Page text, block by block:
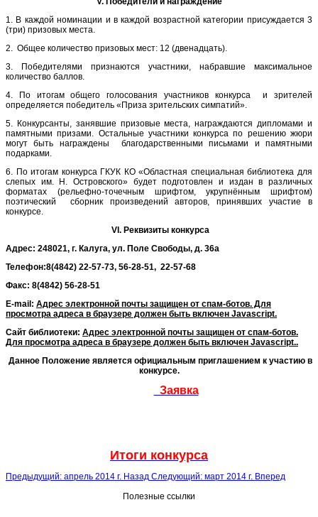
1. В каждой номинации и в каждой возрастной категории присуждается 3
(три) призовых места.
2. Общее количество призовых мест: 12 (двенадцать).
3. Победителями признаются участники, набравшие максимальное
количество баллов.
4. По итогам общего голосования участников конкурса и зрителей
определяется победитель «Приза зрительских симпатий».
5. Конкурсанты, занявшие призовые места, награждаются дипломами и
памятными призами. Остальные участники конкурса по решению жюри
могут быть награждены благодарственными письмами и памятными
подарками.
6. По итогам конкурса ГКУК КО «Областная специальная библиотека для
слепых им. Н. Островского» будет подготовлен и издан в различных
форматах (рельефно-точечным шрифтом, укрупнённым шрифтом)
поэтический сборник произведений авторов, принявших участие в
конкурсе.
VI . Реквизиты конкурса
Адрес: 248021, г. Калуга, ул. Поле Свободы, д. 36а
Телефон:8(4842) 22-57-73, 56-28-51, 22-57-68
Факс: 8(4842) 56-28-51
Е-mail: Адрес электронной почты защищен от спам-ботов. Для
просмотра адреса в браузере должен быть включен Javascript.
Сайт библиотеки: Адрес электронной почты защищен от спам-ботов.
Для просмотра адреса в браузере должен быть включен Javascript..
Данное Положение является официальным приглашением к участию в
конкурсе.
Заявка
Итоги конкурса
Предыдущий: апрель 2014 г. Назад Следующий: март 2014 г. Вперед
Полезные ссылки